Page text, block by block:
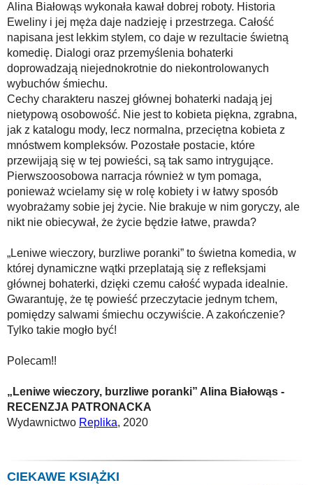
Alina Białowąs wykonała kawał dobrej roboty. Historia
Eweliny i jej męża daje nadzieję i przestrzega. Całość
napisana jest lekkim stylem, co daje w rezultacie świetną
komedię. Dialogi oraz przemyślenia bohaterki
doprowadzają niejednokrotnie do niekontrolowanych
wybuchów śmiechu.
Cechy charakteru naszej głównej bohaterki nadają jej
nietypową osobowość. Nie jest to kobieta piękna, zgrabna,
jak z katalogu mody, lecz normalna, przeciętna kobieta z
mnóstwem kompleksów. Pozostałe postacie, które
przewijają się w tej powieści, są tak samo intrygujące.
Pierwszoosobowa narracja również w tym pomaga,
ponieważ wcielamy się w rolę kobiety i w łatwy sposób
wyobrażamy sobie jej życie. Nie brakuje w nim goryczy, ale
nikt nie obiecywał, że życie będzie łatwe, prawda?
„Leniwe wieczory, burzliwe poranki” to świetna komedia, w
której dynamiczne wątki przeplatają się z refleksjami
głównej bohaterki, dzięki czemu całość wypada idealnie.
Gwarantuję, że tę powieść przeczytacie jednym tchem,
pomiędzy salwami śmiechu oczywiście. A zakończenie?
Tylko takie mogło być!
Polecam!!
„Leniwe wieczory, burzliwe poranki” Alina Białowąs -
RECENZJA PATRONACKA
Wydawnictwo Replika, 2020
CIEKAWE KSIĄŻKI